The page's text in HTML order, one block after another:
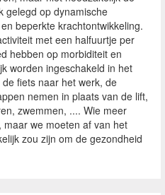
gelegd op dynamische
beperkte krachtontwikkeling.
met een halfuurtje per
hebben op morbiditeit en
worden ingeschakeld in het
fiets naar het werk, de
nemen in plaats van de lift,
zwemmen, .... Wie meer
we moeten af van het
zou zijn om de gezondheid